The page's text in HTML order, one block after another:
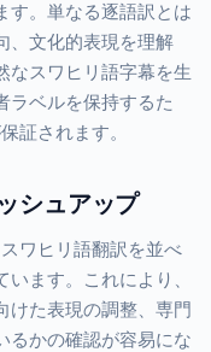
す。単なる逐語訳とは
、文化的表現を理解
なスワヒリ語字幕を生
ラベルを保持するた
証されます。
シュアップ
ワヒリ語翻訳を並べ
ます。これにより、
けた表現の調整、専門
るかの確認が容易にな